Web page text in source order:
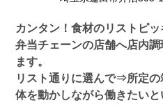
カンタン！食材のリストピ
弁当チェーンの店舗へ店内
ます。
リスト通りに選んで⇒所定の
体を動かしながら働きたいと